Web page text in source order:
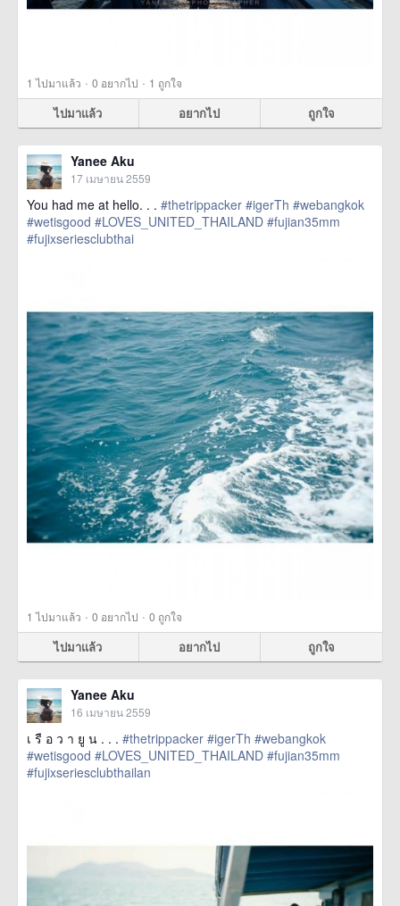
1 ไปมาแล้ว · 0 อยากไป · 1 ถูกใจ
ไปมาแล้ว อยากไป ถูกใจ
Yanee Aku
17 เมษายน 2559
You had me at hello. . . #thetrippacker #igerTh #webangkok
#wetisgood #LOVES_UNITED_THAILAND #fujian35mm
#fujixseriesclubthai
1 ไปมาแล้ว · 0 อยากไป · 0 ถูกใจ
ไปมาแล้ว อยากไป ถูกใจ
Yanee Aku
16 เมษายน 2559
เ รื อ ว า ยู น . . . #thetrippacker #igerTh #webangkok
#wetisgood #LOVES_UNITED_THAILAND #fujian35mm
#fujixseriesclubthailan